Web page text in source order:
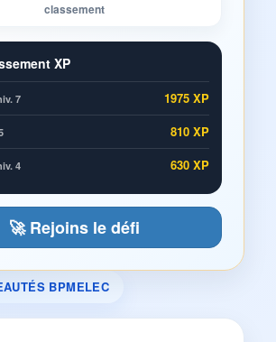
classement
XP
7
1975 XP
810 XP
4 630 XP
🚀 Rejoins le défi
BPMELEC